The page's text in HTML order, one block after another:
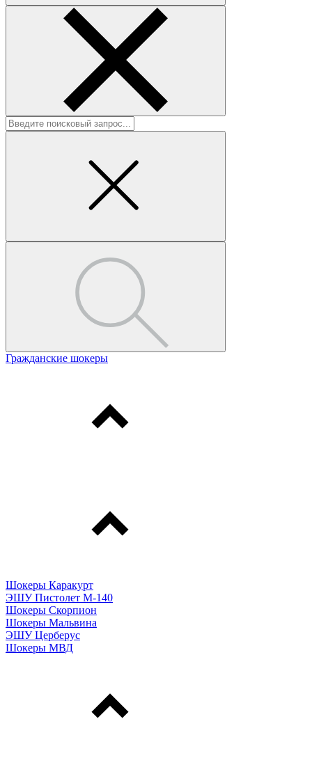
Гражданские шокеры
Шокеры Каракурт
ЭШУ Пистолет М-140
Шокеры Скорпион
Шокеры Мальвина
ЭШУ Церберус
Шокеры МВД